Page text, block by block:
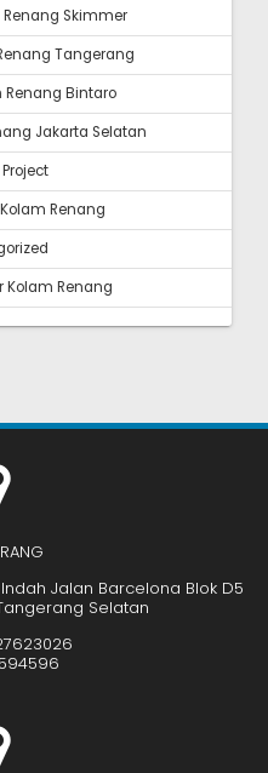
Skimmer
Tangerang
Renang Bintaro
Jakarta Selatan
Renang
Renang
Jalan Barcelona Blok D5
Selatan